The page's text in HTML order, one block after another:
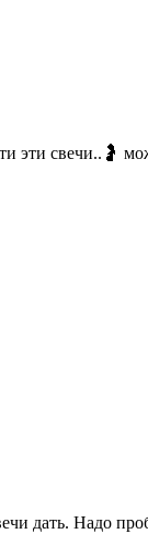
свечи..🤰
дать. Надо